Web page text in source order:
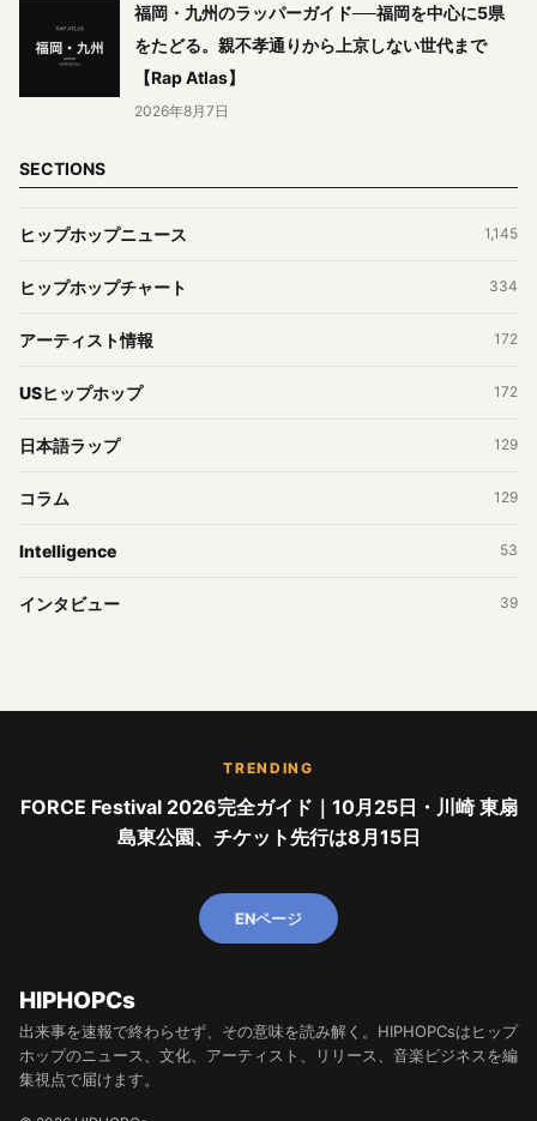
福岡・九州のラッパーガイド──福岡を中心に5県
をたどる。親不孝通りから上京しない世代まで
【Rap Atlas】
2026年8月7日
SECTIONS
ヒップホップニュース 1,145
ヒップホップチャート 334
アーティスト情報 172
USヒップホップ 172
日本語ラップ 129
コラム 129
Intelligence 53
インタビュー 39
TRENDING
FORCE Festival 2026完全ガイド｜10月25日・川崎 東扇
島東公園、チケット先行は8月15日
ENページ
HIPHOPCs
出来事を速報で終わらせず、その意味を読み解く。HIPHOPCsはヒップ
ホップのニュース、文化、アーティスト、リリース、音楽ビジネスを編
集視点で届けます。